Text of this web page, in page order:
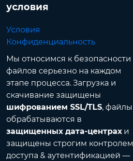
условия
Условия
Конфиденциальность
Мы относимся к безопасности
файлов серьезно на каждом
этапе процесса. Загрузка и
скачивание защищены
шифрованием SSL/TLS, файлы
обрабатываются в
защищенных дата-центрахи
защищены строгим контролем
доступа & аутентификацией —